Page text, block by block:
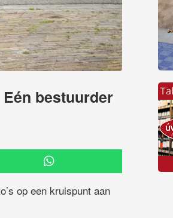
bestuurder
op een kruispunt aan